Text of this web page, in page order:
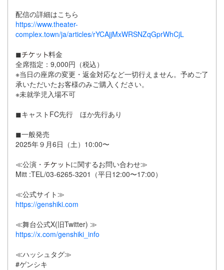
配信の詳細はこちら
https://www.theater-
complex.town/ja/articles/rYCAjjMxWRSNZqGprWhCjL
◼
料金
全席指定：9,000円（税込）
※当日の座席の変更・返金対応など一切行えません。予めご了
承いただいたお客様のみご購入ください。
※未就学児入場不可
◼キャストFC先行 ほか先行あり
◼一般発売
2025年９月6日（土）10:00〜
≪公演・
に関するお問い合わせ≫
Mitt :TEL/03-6265-3201（平日12:00〜17:00）
≪公式サイト≫
https://genshiki.com
≪舞台公式X(旧Twitter) ≫
https://x.com/genshiki_info
≪ハッシュタグ≫
#ゲンシキ